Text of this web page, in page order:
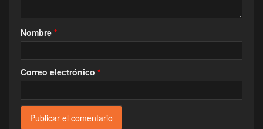
Nombre *
Correo electrónico *